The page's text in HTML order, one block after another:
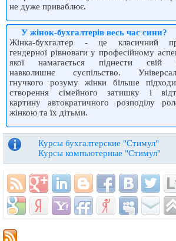
не дуже приваблює.
У жінок-бухгалтерів весь час сини?
Жінка-бухгалтер - це класичний
гендерної рівноваги у професійному
якої намагається піднести свій
навколишнє суспільство.
гнучкого розуму жінки більше
створення сімейного затишку і
картину автократичного розподілу
жінкою та їх дітьми.
Курсы бухгалтерские "Стимул"
Курсы компьютерные "Стимул"